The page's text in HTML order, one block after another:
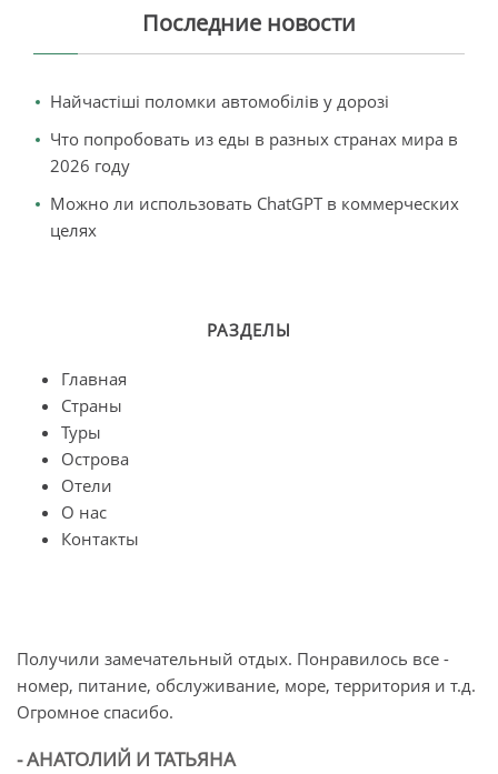
Последние новости
Найчастіші поломки автомобілів у дорозі
Что попробовать из еды в разных странах мира в
2026 году
Можно ли использовать ChatGPT в коммерческих
целях
РАЗДЕЛЫ
Главная
Страны
Туры
Острова
Отели
О нас
Контакты
Получили замечательный отдых. Понравилось все -
номер, питание, обслуживание, море, территория и т.д.
Огромное спасибо.
- АНАТОЛИЙ И ТАТЬЯНА